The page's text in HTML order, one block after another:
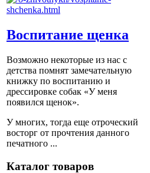
Воспитание щенка
Возможно некоторые из нас с
детства помнят замечательную
книжку по воспитанию и
дрессировке собак «У меня
появился щенок».
У многих, тогда еще отроческий
восторг от прочтения данного
печатного ...
Каталог товаров